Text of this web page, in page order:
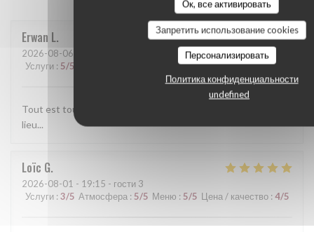
Ок, все активировать
Запретить использование cookies
Персонализировать
Политика конфиденциальности
undefined
Erwan L
2026-08-06
Услуги : 5/5 :5/5 Цена / качество:5
Tout est toujours parfait. l'accueil et le service, les plats, le
lieu...
Loïc G
2026-08-01 - 19:15 - гости 3
Услуги : 3/5 Атмосфера : 5/5 Меню : 5/5 Цена / качество : 4/5